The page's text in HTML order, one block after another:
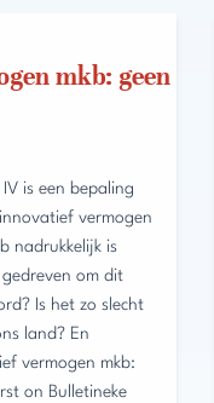
mkb: geen
is een bepaling
vermogen
nadrukkelijk is
om dit
Is het zo slecht
land? En
vermogen mkb:
on Bulletineke